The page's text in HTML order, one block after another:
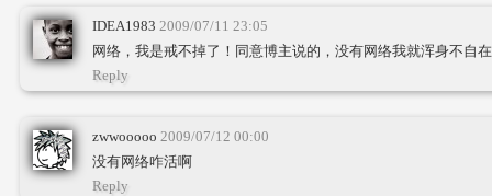
IDEA1983 2009/07/11 23:05
网络，我是戒不掉了！同意博主说的，没有网络我就浑身不自
Reply
zwwooooo 2009/07/12 00:00
没有网络咋活啊
Reply